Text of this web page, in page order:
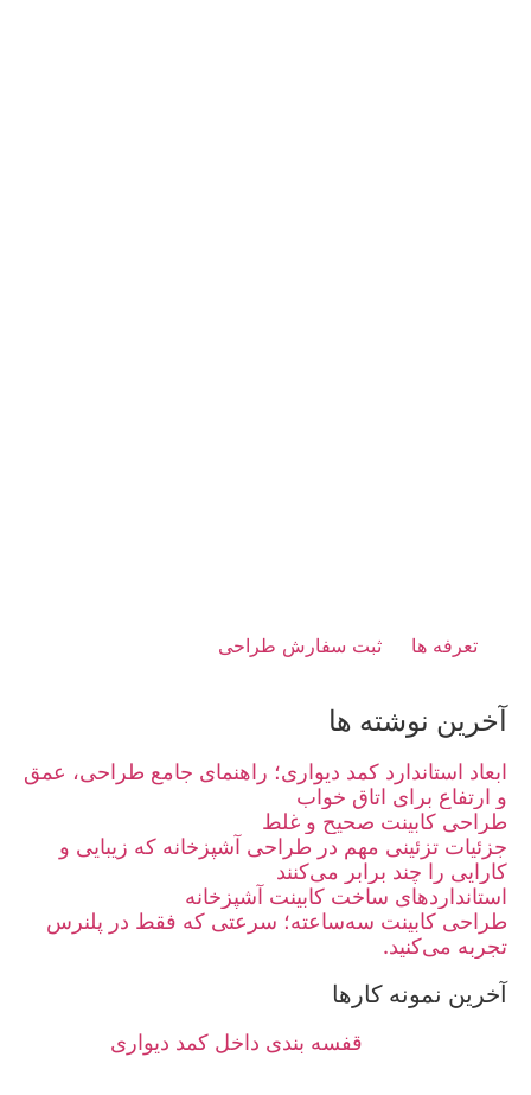
تعرفه ها ثبت سفارش طراحی
آخرین نوشته ها
ابعاد استاندارد کمد دیواری؛ راهنمای جامع طراحی، عمق
و ارتفاع برای اتاق خواب
طراحی کابینت صحیح و غلط
جزئیات تزئینی مهم در طراحی آشپزخانه که زیبایی و
کارایی را چند برابر می‌کنند
استانداردهای ساخت کابینت آشپزخانه
طراحی کابینت سه‌ساعته؛ سرعتی که فقط در پلنرس
تجربه می‌کنید.
آخرین نمونه کارها
قفسه بندی داخل کمد دیواری